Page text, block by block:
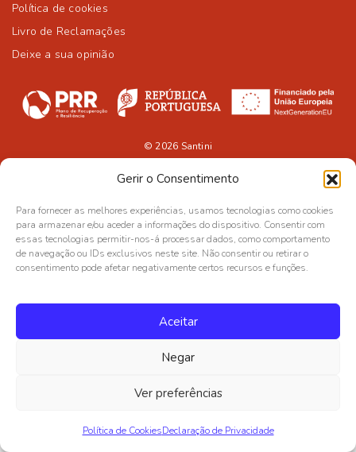
Gerir o Consentimento
Para fornecer as melhores experiências, usamos tecnologias como cookies
para armazenar e/ou aceder a informações do dispositivo. Consentir com
essas tecnologias permitir-nos-á processar dados, como comportamento
de navegação ou IDs exclusivos neste site. Não consentir ou retirar o
consentimento pode afetar negativamente certos recursos e funções.
Aceitar
Negar
Ver preferências
Política de CookiesDeclaração de Privacidade
Política de cookies
Livro de Reclamações
Deixe a sua opinião
© 2026 Santini